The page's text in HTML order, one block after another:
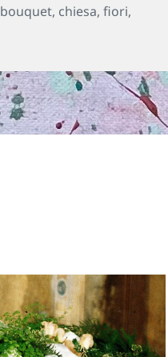
bouquet, chiesa,fiori,